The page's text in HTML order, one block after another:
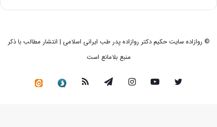
© روازاده سایت حکیم دکتر روازاده پدر طب ایرانی اسلامی | انتشار مطالب با ذکر
منبع بلامانع است